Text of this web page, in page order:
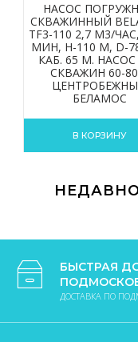
НАСОС
СКВАЖИННЫЙ
TF3-110 2,7 М3/
МИН, Н-110 М, D-
КАБ. 65 М. НАСОС
СКВАЖИН 60-
БЕЛАМОС
В КОРЗИНУ
БЫСТРАЯ
ДОСТАВКА ПО